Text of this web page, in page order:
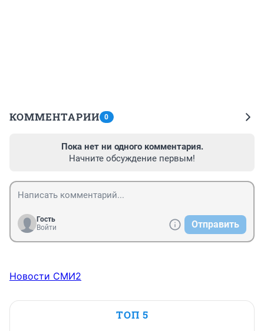
КОММЕНТАРИИ 0
Пока нет ни одного комментария.
Начните обсуждение первым!
Гость
Войти
Отправить
Новости СМИ2
ТОП 5